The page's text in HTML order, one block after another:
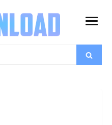
abrir
Buscar